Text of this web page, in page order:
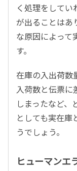
く処理をして
が出ることはあ
な原因によって
す。
在庫の入出荷数
入荷数と伝票に
しまったなど
としても実在庫
うでしょう。
ヒューマンエ